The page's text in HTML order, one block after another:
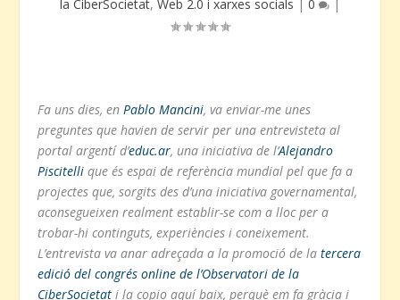
la CiberSocietat, Web 2.0 i xarxes socials | 0 |
Fa uns dies, enPablo Mancini, va enviar-me unes
preguntes que havien de servir per una entrevisteta al
portal argentí d’educ.ar, una iniciativa de l’Alejandro
Piscitelli que és espai de referència mundial pel que fa a
projectes que, sorgits des d’una iniciativa governamental,
aconsegueixen realment establir-se com a lloc per a
trobar-hi continguts, experiències i coneixement.
L’entrevista va anar adreçada a la promoció de latercera
edició del congrés online de l’Observatori de la
CiberSocietat i la copio aquí baix, perquè em fa gràcia i